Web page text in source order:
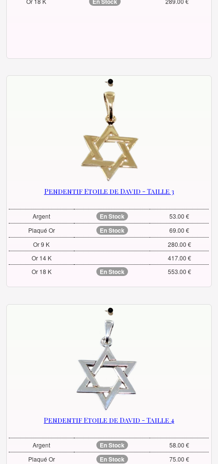
Pendentif Etoile de David - Taille 3
Argent En Stock
53.00 €
Plaqué Or
En Stock
69.00 €
Or 9 K
280.00 €
Or 14 K
417.00 €
Or 18 K
En Stock 553.00 €
Pendentif Etoile de David - Taille 4
Argent En Stock
58.00 €
Plaqué Or
En Stock
75.00 €